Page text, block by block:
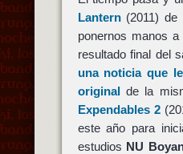
Lantern(2011) de
ponernos manos
resultado final del
una noticia que
originalde la
Expendables 2
este año para
estudios NU